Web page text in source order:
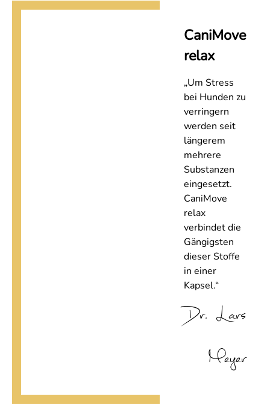
CaniMove
relax
„Um Stress
bei Hunden zu
verringern
werden seit
längerem
mehrere
Substanzen
eingesetzt.
CaniMove
relax
verbindet die
Gängigsten
dieser Stoffe
in einer
Kapsel.“
Dr. Lars
Meyer